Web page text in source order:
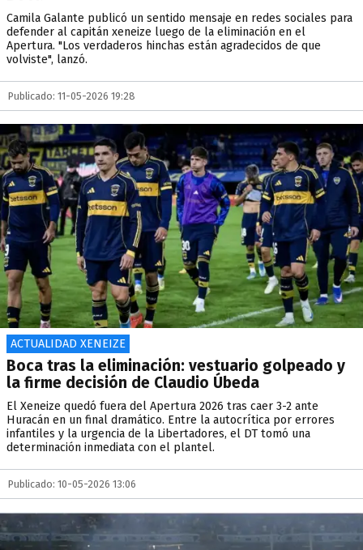
Camila Galante publicó un sentido mensaje en redes sociales para
defender al capitán xeneize luego de la eliminación en el
Apertura. "Los verdaderos hinchas están agradecidos de que
volviste", lanzó.
Publicado: 11-05-2026 19:28
ACTUALIDAD XENEIZE
Boca tras la eliminación: vestuario golpeado y
la firme decisión de Claudio Úbeda
El Xeneize quedó fuera del Apertura 2026 tras caer 3-2 ante
Huracán en un final dramático. Entre la autocrítica por errores
infantiles y la urgencia de la Libertadores, el DT tomó una
determinación inmediata con el plantel.
Publicado: 10-05-2026 13:06